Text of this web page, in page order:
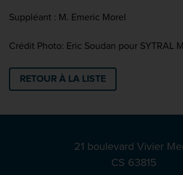
Suppléant : M. Emeric Morel
Crédit Photo: Eric Soudan pour SYTRAL
RETOUR À LA LISTE
21 boulevard Vivier
CS 63815